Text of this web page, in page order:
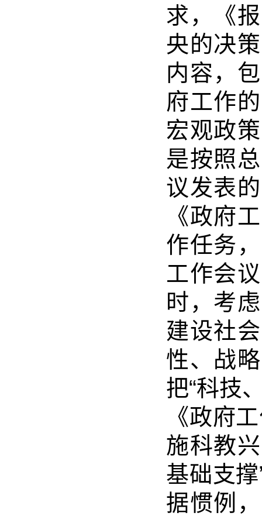
求，《
央的决
内容，
府工作
宏观政
是按照
议发表
《政府
作任务
工作会
时，考
建设社
性、战
把“科技
《政府
施科教
基础支
据惯例